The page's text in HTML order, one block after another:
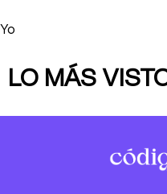
Yo
LO MÁS